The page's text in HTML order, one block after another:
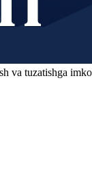
va tuzatishga